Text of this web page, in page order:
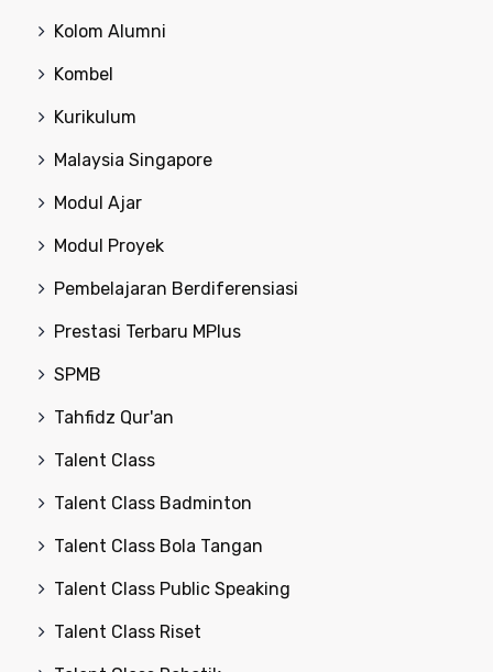
Kolom Alumni
Kombel
Kurikulum
Malaysia Singapore
Modul Ajar
Modul Proyek
Pembelajaran Berdiferensiasi
Prestasi Terbaru MPlus
SPMB
Tahfidz Qur'an
Talent Class
Talent Class Badminton
Talent Class Bola Tangan
Talent Class Public Speaking
Talent Class Riset